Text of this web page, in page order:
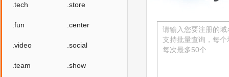
.tech .store
.fun .center
.video .social
.team .show